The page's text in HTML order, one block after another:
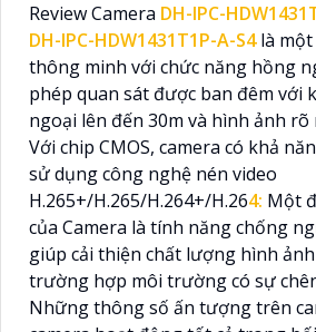
Review Camera DH-IPC-
DH-IPC-HDW1431T1P-A-S4là một
thông minh với chức năng hồng
phép quan sát được ban đêm với
ngoại lên đến 30m và hình ảnh rõ
Với chip CMOS, camera có khả
sử dụng công nghệ nén video
H.265+/H.265/H.264+/H.264: Một
của Camera là tính năng chống
giúp cải thiện chất lượng hình
trường hợp môi trường có sự
Những thông số ấn tượng trên